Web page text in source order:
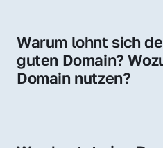
Sie erhalten alle
Domain.
Warum lohnt sich
guten Domain?
Domain nutzen?
Vertrauen und